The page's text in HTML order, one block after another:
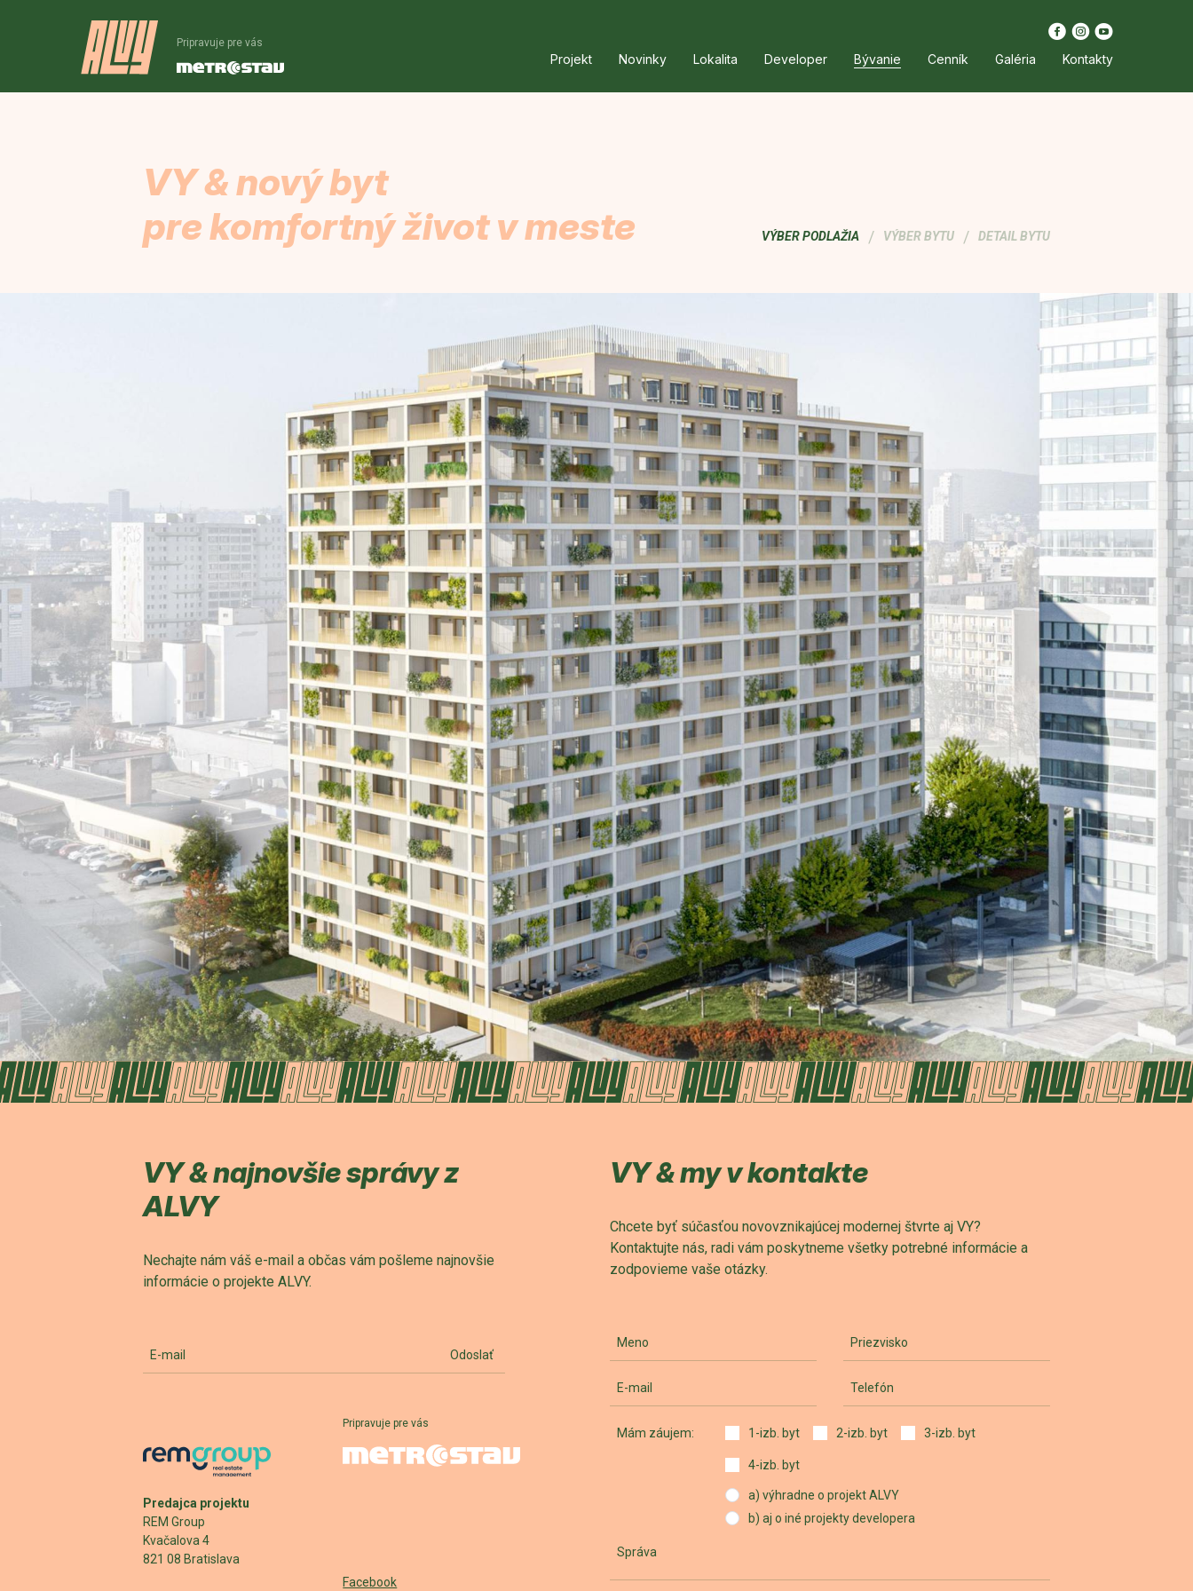
Pripravuje pre vás
Projekt Novinky Lokalita Developer Bývanie Cenník Galéria Kontakty
VY & nový byt
pre komfortný život v meste
VÝBER PODLAŽIA / VÝBER BYTU / DETAIL BYTU
VY & najnovšie správy z
ALVY
Nechajte nám váš e-mail a občas vám pošleme najnovšie
informácie o projekte ALVY.
E-mail Odoslať
Predajca projektu
REM Group
Kvačalova 4
821 08 Bratislava
Pripravuje pre vás
Facebook
VY & my v kontakte
Chcete byť súčasťou novovznikajúcej modernej štvrte aj VY?
Kontaktujte nás, radi vám poskytneme všetky potrebné informácie a
zodpovieme vaše otázky.
Meno Priezvisko
E-mail Telefón
Mám záujem: 1-izb. byt 2-izb. byt 3-izb. byt
4-izb. byt
a) výhradne o projekt ALVY
b) aj o iné projekty developera
Správa